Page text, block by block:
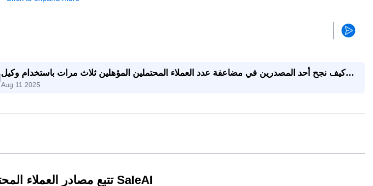
كيف نجح أحد المصدرين في مضاعفة عدد العملاء المحتملين المؤهلين ثلاث مرات باستخدام وكيل
SaleAI لتوليد العملاء المحتملينAug 11 2025
تتبع مصادر العملاء المحتملين في قطاع الأعمال: سير عمل عملي لـ SaleAI